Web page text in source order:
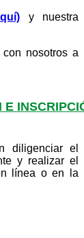
y nuestra
con nosotros a
E
diligenciar el
y realizar el
línea o en la